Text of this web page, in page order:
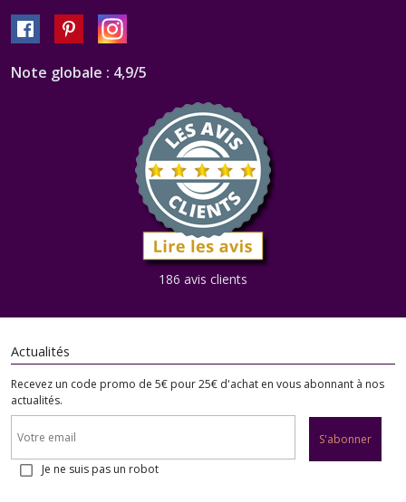
Note globale : 4,9/5
186 avis clients
Actualités
Recevez un code promo de 5€ pour 25€ d'achat en vous abonnant à nos
actualités.
S'abonner
Je ne suis pas un robot